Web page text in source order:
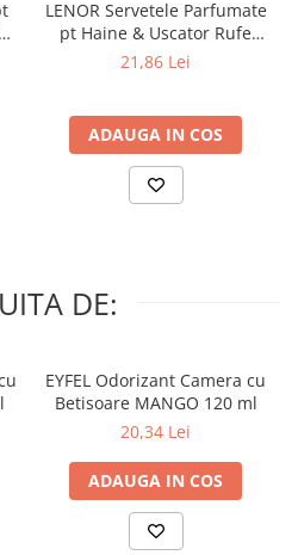
LENOR Servetele Parfumate
pt Haine & Uscator Rufe
SPRING AWAKENING 34 buc
21,86 Lei
ADAUGA IN COS
DE:
EYFEL Odorizant Camera cu
Betisoare MANGO 120 ml
20,34 Lei
ADAUGA IN COS